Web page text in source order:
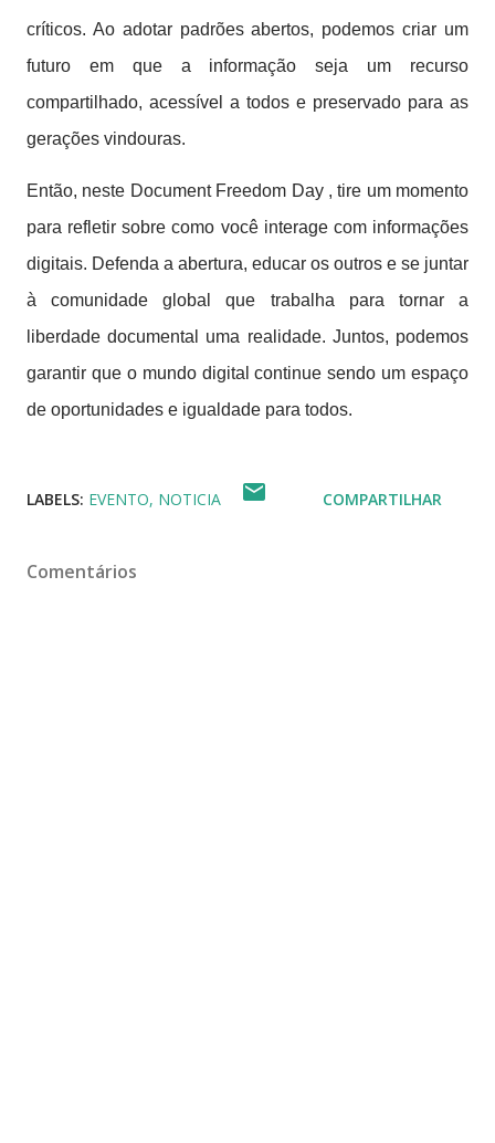
críticos. Ao adotar padrões abertos, podemos criar um
futuro em que a informação seja um recurso
compartilhado, acessível a todos e preservado para as
gerações vindouras.
Então, neste Document Freedom Day , tire um momento
para refletir sobre como você interage com informações
digitais. Defenda a abertura, educar os outros e se juntar
à comunidade global que trabalha para tornar a
liberdade documental uma realidade. Juntos, podemos
garantir que o mundo digital continue sendo um espaço
de oportunidades e igualdade para todos.
LABELS: EVENTO NOTICIA COMPARTILHAR
Comentários